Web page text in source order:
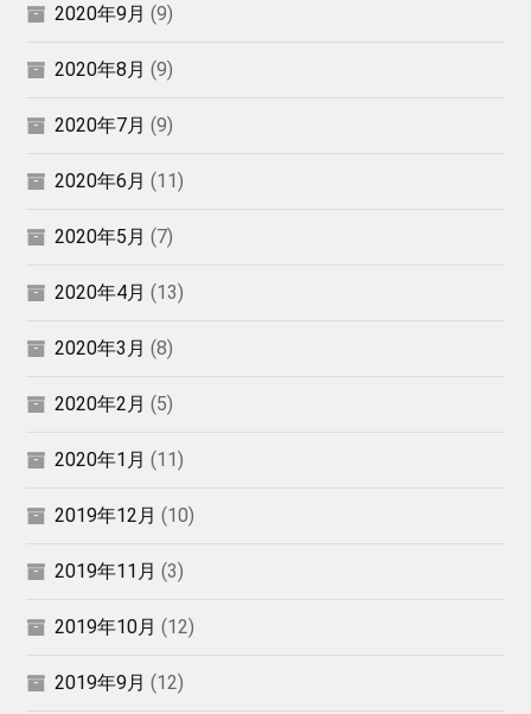
2020年9月 (9)
2020年8月 (9)
2020年7月 (9)
2020年6月 (11)
2020年5月 (7)
2020年4月 (13)
2020年3月 (8)
2020年2月 (5)
2020年1月 (11)
2019年12月 (10)
2019年11月 (3)
2019年10月 (12)
2019年9月 (12)